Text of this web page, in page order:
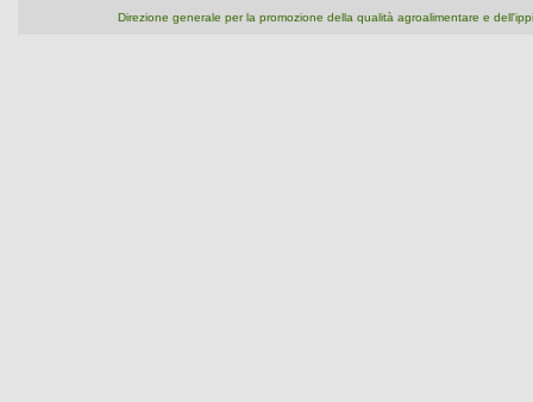
Direzione generale per la promozione della qualità agroalimentare e